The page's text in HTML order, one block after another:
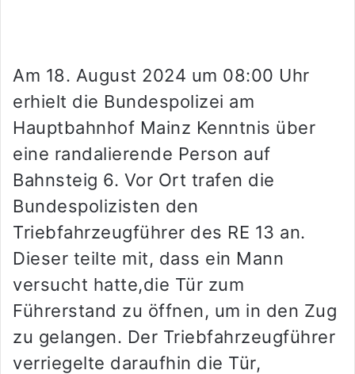
Am 18. August 2024 um 08:00 Uhr
erhielt die Bundespolizei am
Hauptbahnhof Mainz Kenntnis über
eine randalierende Person auf
Bahnsteig 6. Vor Ort trafen die
Bundespolizisten den
Triebfahrzeugführer des RE 13 an.
Dieser teilte mit, dass ein Mann
versucht hatte,die Tür zum
Führerstand zu öffnen, um in den Zug
zu gelangen. Der Triebfahrzeugführer
verriegelte daraufhin die Tür,